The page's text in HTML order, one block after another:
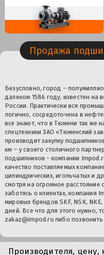
Продажа
Безусловно, город –
далеком 1586 году, известен на
России. Практически вся
логично, сосредоточена в
все знают, что в Тюмени так же
спецтехники ЗАО «Тюменский
производит закупку
км – у своего столичного
подшипников - компании
качество поставляемых
цилиндрических, игольчатых и
смотря на огромное
заботясь о клиентах, компания
мировых брендов SKF, NSK, NKE,
дней. Все что для этого нужно,
zakaz@impod.ru либо позвонить
Производителя,